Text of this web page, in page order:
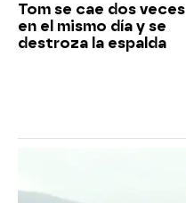
Tom se cae dos veces
en el mismo día y se
destroza la espalda